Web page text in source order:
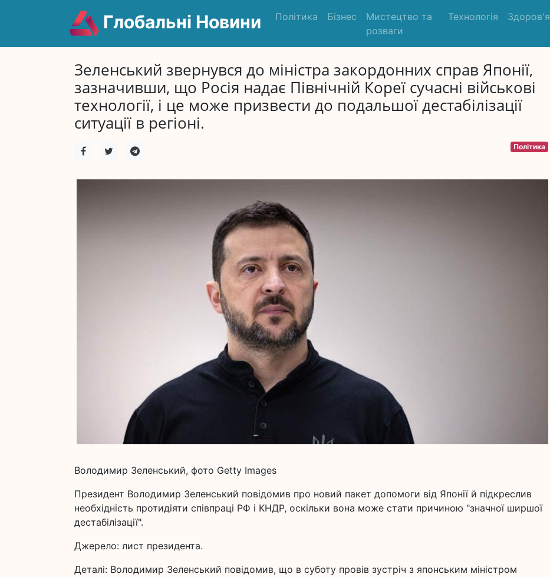
Глобальні Новини Політика Бізнес
Мистецтво та
розваги
Технологія Здоров'я
Зеленський звернувся до міністра закордонних справ Японії,
зазначивши, що Росія надає Північній Кореї сучасні військові
технології, і це може призвести до подальшої дестабілізації
ситуації в регіоні.
Політика
Володимир Зеленський, фото Getty Images
Президент Володимир Зеленський повідомив про новий пакет допомоги від Японії й підкреслив
необхідність протидіяти співпраці РФ і КНДР, оскільки вона може стати причиною "значної ширшої
дестабілізації".
Джерело: лист президента.
Деталі: Володимир Зеленський повідомив, що в суботу провів зустріч з японським міністром